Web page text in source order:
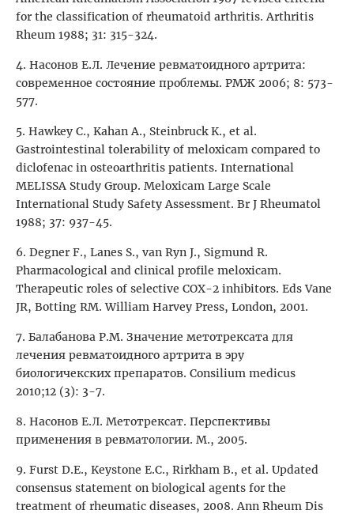
for the classification of rheumatoid arthritis. Arthritis
Rheum 1988; 31: 315-324.
4. Насонов Е.Л. Лечение ревматоидного артрита:
современное состояние проблемы. РМЖ 2006; 8: 573-
577.
5. Hawkey C., Kahan A., Steinbruck K., et al.
Gastrointestinal tolerability of meloхicam compared to
diclofenac in osteoarthritis patients. International
MELISSA Study Group. Meloхicam Large Scale
International Study Safety Assessment. Br J Rheumatol
1988; 37: 937-45.
6. Degner F., Lanes S., van Ryn J., Sigmund R.
Pharmacological and clinical profile meloхicam.
Therapeutic roles of selective COХ-2 inhibitors. Eds Vane
JR, Botting RM. William Harvey Press, London, 2001.
7. Балабанова Р.М. Значение метотрексата для
лечения ревматоидного артрита в эру
биологичекских препаратов. Consilium medicus
2010;12 (3): 3-7.
8. Насонов Е.Л. Метотрексат. Перспективы
применения в ревматологии. М., 2005.
9. Furst D.E., Keystone E.C., Rirkham B., et al. Updated
consensus statement on biological agents for the
treatment of rheumatic diseases, 2008. Ann Rheum Dis